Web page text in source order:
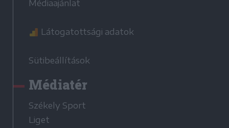
Médiaajánlat
Látogatottsági adatok
Sütibeállítások
Médiatér
Székely Sport
Liget